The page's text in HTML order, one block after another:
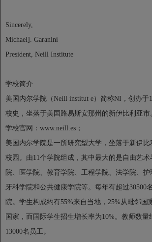
Sincerely,
Michael]. Garanini
President, Neill Institute
学校简介
美国内尔学院（Neill institut e）简称NI，创办于
校史，坐落于美国路易斯安那州的新伊比利亚市
学校官网：www.neill.es；
美国内尔学院是一所研究型大学，坐落于新伊比
校园。由11个学院组成，其中最大的是自由艺
院、医学院、教育学院、工程学院、法学院、护
牙科学院和公共健康学院等。每年有超过30500
院。学生构成约有55%来自当地，25%从毗邻国
国家，而国际学生招生增长率为10%。教师数量
13000名员工。